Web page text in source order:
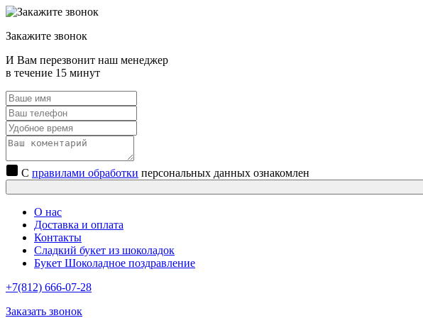
Закажите звонок
И Вам перезвонит наш менеджер
в течение 15 минут
С правилами обработки персональных данных ознакомлен
О нас
Доставка и оплата
Контакты
Сладкий букет из шоколадок
Букет Шоколадное поздравление
+7(812) 666-07-28
Заказать звонок